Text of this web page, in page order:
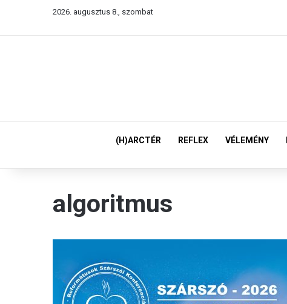
2026. augusztus 8., szombat
(H)ARCTÉR REFLEX VÉLEMÉNY
algoritmus